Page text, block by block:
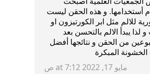
أستخدامها. و هذه الحقن ليست
للالم مثل ابر الكورتيزون او
لذا يبدأ الالم بالتحسن بعد
من الحقن و نتائجها أفضل
المبكرة
مايو 17, 2022 at 7:12 ص